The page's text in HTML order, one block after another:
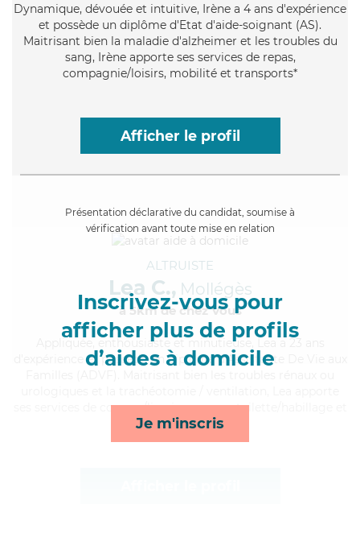
Dynamique, dévouée et intuitive, Irène a 4 ans d'expérience
et possède un diplôme d'Etat d'aide-soignant (AS).
Maitrisant bien la maladie d'alzheimer et les troubles du
sang, Irène apporte ses services de repas,
compagnie/loisirs, mobilité et transports*
Afficher le profil
Présentation déclarative du candidat, soumise à
vérification avant toute mise en relation
Inscrivez-vous pour
afficher plus de profils
d’aides à domicile
Je m'inscris
ALTRUISTE
Lea C., Mollégès
à 5km de chez Vous
, enthousiaste et minutieuse, Lea a 23 ans
d'expérience et possède un diplôme d'Assistante De Vie aux
ses services de courses/livraison, repas, toilette/habillage et
activités*